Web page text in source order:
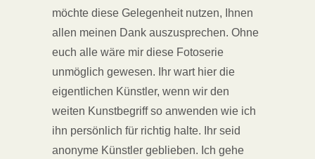
möchte diese Gelegenheit nutzen, Ihnen
allen meinen Dank auszusprechen. Ohne
euch alle wäre mir diese Fotoserie
unmöglich gewesen. Ihr wart hier die
eigentlichen Künstler, wenn wir den
weiten Kunstbegriff so anwenden wie ich
ihn persönlich für richtig halte. Ihr seid
anonyme Künstler geblieben. Ich gehe